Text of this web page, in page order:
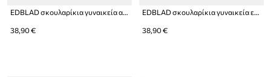
38,90 € 38,90 €